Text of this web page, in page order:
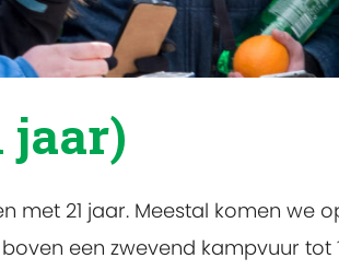
jaar)
met 21 jaar. Meestal komen
een zwevend kampvuur